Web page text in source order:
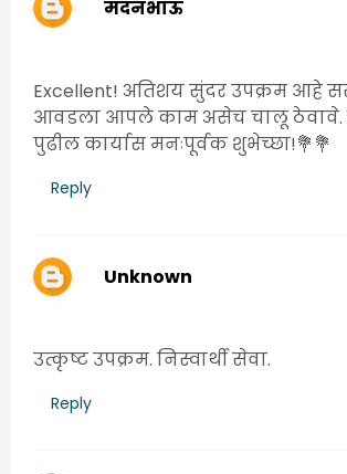
मदनभाऊ
Excellent! अतिशय सुंदर उपक्रम आहे
आवडला आपले काम असेच चालू ठेवावे.
पुढील कार्यास मनःपूर्वक शुभेच्छा!💐💐
Reply
Unknown
उत्कृष्ट उपक्रम. निस्वार्थी सेवा.
Reply